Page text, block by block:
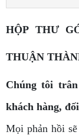
HỘP THƯ
THUẬN
Chúng tôi
khách hàng,
Mọi phản hồi